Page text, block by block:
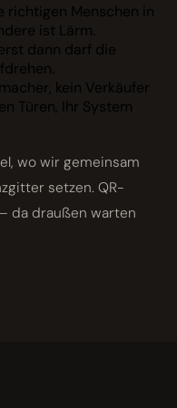
richtigen Menschen in
ist Lärm.
dann darf die
kein Verkäufer
Türen, Ihr System
setzen. QR-
da draußen warten